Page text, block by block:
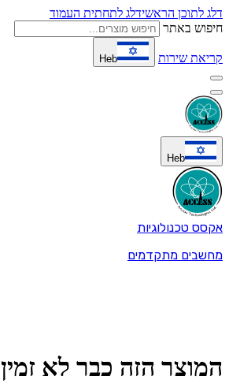
דלג לתוכן הראשידלג לתחתית העמוד
חיפוש באתר
קריאת שירות Heb
Heb
אקסס טכנולוגיות
מחשבים מתקדמים
המוצר הזה כבר לא זמין